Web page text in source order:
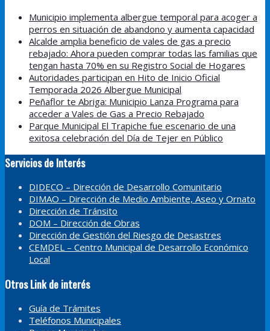
Municipio implementa albergue temporal para acoger a
perros en situación de abandono y aumenta capacidad
Alcalde amplia beneficio de vales de gas a precio
rebajado: Ahora pueden comprar todas las familias que
tengan hasta 70% en su Registro Social de Hogares
Autoridades participan en Hito de Inicio Oficial
Temporada 2026 Albergue Municipal
Peñaflor te Abriga: Municipio Lanza Programa para
acceder a Vales de Gas a Precio Rebajado
Parque Municipal El Trapiche fue escenario de una
exitosa celebración del Día de Tejer en Público
Servicios de Interés
DIDECO – Dirección de Desarrollo Comunitario
DIMAO – Dirección de Medio Ambiente, Aseo y Ornato
Dirección de Tránsito
DOM – Dirección de Obras
Dirección de Gestión del Riesgo de Desastres
CEMDEL – Centro Municipal de Desarrollo Económico
Local
Otros Link de interés
Guía de Trámites
Teléfonos Municipales